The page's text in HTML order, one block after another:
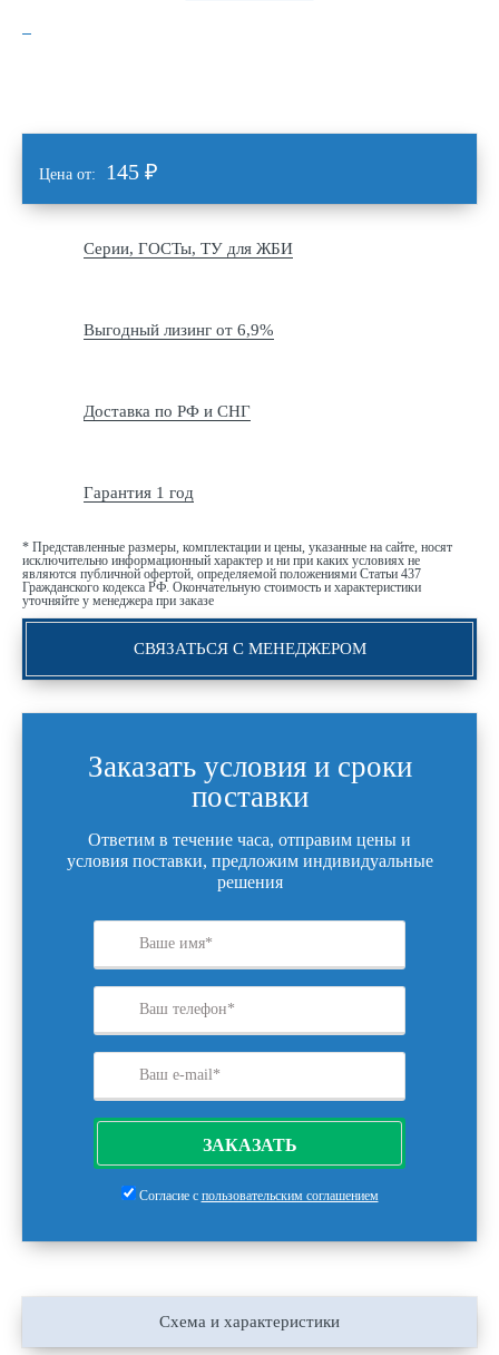
Цена от: 145 ₽
Серии, ГОСТы, ТУ для ЖБИ
Выгодный лизинг от 6,9%
Доставка по РФ и СНГ
Гарантия 1 год
* Представленные размеры, комплектации и цены, указанные на сайте, носят
исключительно информационный характер и ни при каких условиях не
являются публичной офертой, определяемой положениями Статьи 437
Гражданского кодекса РФ. Окончательную стоимость и характеристики
уточняйте у менеджера при заказе
СВЯЗАТЬСЯ С МЕНЕДЖЕРОМ
Заказать условия и сроки
поставки
Ответим в течение часа, отправим цены и
условия поставки, предложим индивидуальные
решения
ЗАКАЗАТЬ
Согласие с пользовательским соглашением
Схема и характеристики